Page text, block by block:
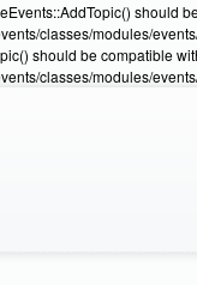
should
classes/modules/
should be compatible
classes/modules/